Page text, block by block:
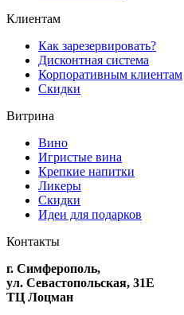
Клиентам
Как зарезервировать?
Дисконтная система
Корпоративным клиентам
Скидки
Витрина
Вино
Игристые вина
Крепкие напитки
Ликеры
Скидки
Идеи для подарков
Контакты
г. Симферополь,
ул. Севастопольская, 31Е
ТЦ Лоцман